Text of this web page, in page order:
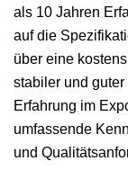
als 10 Jahren
auf die
über eine
stabiler und
Erfahrung im
umfassende
und